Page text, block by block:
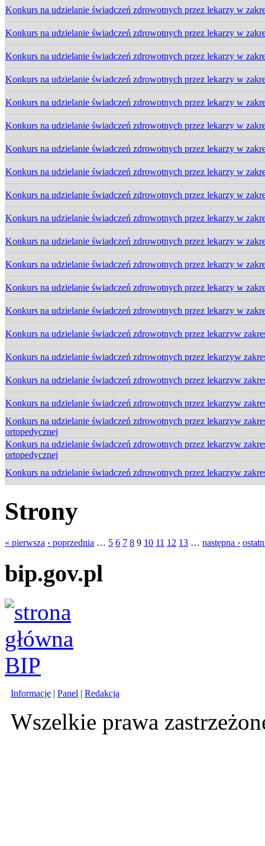
Konkurs na udzielanie świadczeń zdrowotnych przez lekarzy w
Konkurs na udzielanie świadczeń zdrowotnych przez lekarzy w
Konkurs na udzielanie świadczeń zdrowotnych przez lekarzy w
Konkurs na udzielanie świadczeń zdrowotnych przez lekarzy w
Konkurs na udzielanie świadczeń zdrowotnych przez lekarzy w
Konkurs na udzielanie świadczeń zdrowotnych przez lekarzy w
Konkurs na udzielanie świadczeń zdrowotnych przez lekarzy w
Konkurs na udzielanie świadczeń zdrowotnych przez lekarzy w
Konkurs na udzielanie świadczeń zdrowotnych przez lekarzy w
Konkurs na udzielanie świadczeń zdrowotnych przez lekarzy w
Konkurs na udzielanie świadczeń zdrowotnych przez lekarzy w
Konkurs na udzielanie świadczeń zdrowotnych przez lekarzy w
Konkurs na udzielanie świadczeń zdrowotnych przez lekarzy w
Konkurs na udzielanie świadczeń zdrowotnych przez lekarzy w
Konkurs na udzielanie świadczeń zdrowotnych przez lekarzyw
Konkurs na udzielanie świadczeń zdrowotnych przez lekarzyw
Konkurs na udzielanie świadczeń zdrowotnych przez lekarzyw
Konkurs na udzielanie świadczeń zdrowotnych przez lekarzyw
Konkurs na udzielanie świadczeń zdrowotnych przez lekarzyw
ortopedycznej
Konkurs na udzielanie świadczeń zdrowotnych przez lekarzyw
ortopedycznej
Konkurs na udzielanie świadczeń zdrowotnych przez lekarzyw
Strony
« pierwsza ‹ poprzednia … 5 6 7 8 9 10 11 12 13 … następna ›
bip.gov.pl
Informacje | Panel | Redakcja
Wszelkie prawa